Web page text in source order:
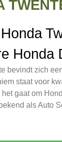
Honda
bevindt zich
staat voor
gaat om
als Auto